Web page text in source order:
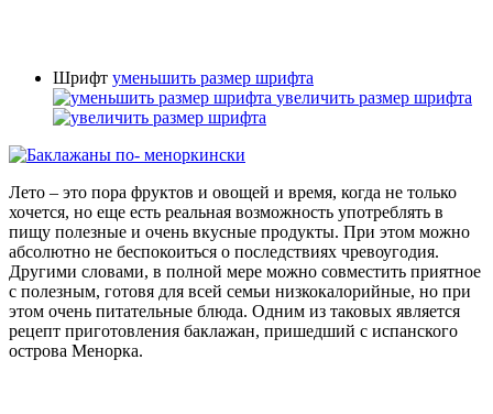
Шрифт уменьшить размер шрифта
увеличить размер шрифта
Лето – это пора фруктов и овощей и время, когда не только
хочется, но еще есть реальная возможность употреблять в
пищу полезные и очень вкусные продукты. При этом можно
абсолютно не беспокоиться о последствиях чревоугодия.
Другими словами, в полной мере можно совместить приятное
с полезным, готовя для всей семьи низкокалорийные, но при
этом очень питательные блюда. Одним из таковых является
рецепт приготовления баклажан, пришедший с испанского
острова Менорка.